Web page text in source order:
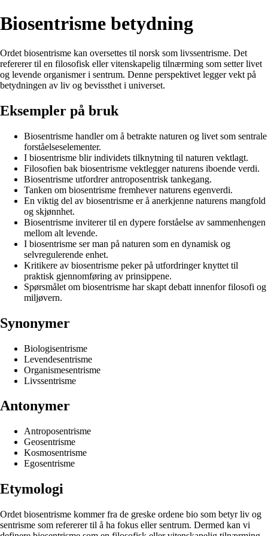
Biosentrisme betydning
Ordet biosentrisme kan oversettes til norsk som livssentrisme. Det
refererer til en filosofisk eller vitenskapelig tilnærming som setter livet
og levende organismer i sentrum. Denne perspektivet legger vekt på
betydningen av liv og bevissthet i universet.
Eksempler på bruk
Biosentrisme handler om å betrakte naturen og livet som sentrale
forståelseselementer.
I biosentrisme blir individets tilknytning til naturen vektlagt.
Filosofien bak biosentrisme vektlegger naturens iboende verdi.
Biosentrisme utfordrer antroposentrisk tankegang.
Tanken om biosentrisme fremhever naturens egenverdi.
En viktig del av biosentrisme er å anerkjenne naturens mangfold
og skjønnhet.
Biosentrisme inviterer til en dypere forståelse av sammenhengen
mellom alt levende.
I biosentrisme ser man på naturen som en dynamisk og
selvregulerende enhet.
Kritikere av biosentrisme peker på utfordringer knyttet til
praktisk gjennomføring av prinsippene.
Spørsmålet om biosentrisme har skapt debatt innenfor filosofi og
miljøvern.
Synonymer
Biologisentrisme
Levendesentrisme
Organismesentrisme
Livssentrisme
Antonymer
Antroposentrisme
Geosentrisme
Kosmosentrisme
Egosentrisme
Etymologi
Ordet biosentrisme kommer fra de greske ordene bio som betyr liv og
sentrisme som refererer til å ha fokus eller sentrum. Dermed kan vi